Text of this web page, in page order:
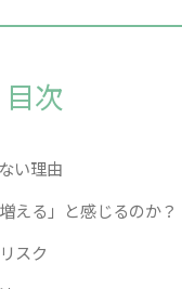
目次
い理由
える」と感じるのか？
スク